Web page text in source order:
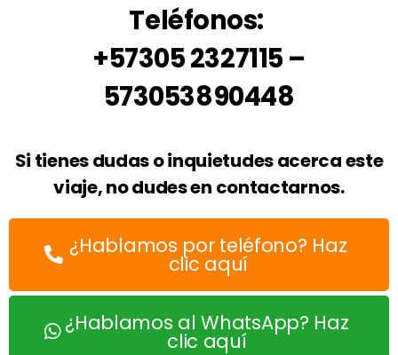
Teléfonos:
+57305 2327115 –
573053890448
Si tienes dudas o inquietudes acerca este
viaje, no dudes en contactarnos.
¿Hablamos por teléfono? Haz
clic aquí
¿Hablamos al WhatsApp? Haz
clic aquí